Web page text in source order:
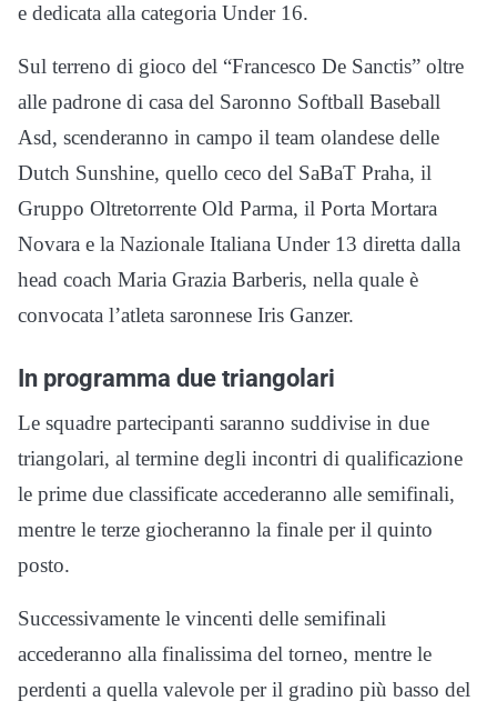
e dedicata alla categoria Under 16.
Sul terreno di gioco del “Francesco De Sanctis” oltre
alle padrone di casa del Saronno Softball Baseball
Asd, scenderanno in campo il team olandese delle
Dutch Sunshine, quello ceco del SaBaT Praha, il
Gruppo Oltretorrente Old Parma, il Porta Mortara
Novara e la Nazionale Italiana Under 13 diretta dalla
head coach Maria Grazia Barberis, nella quale è
convocata l’atleta saronnese Iris Ganzer.
In programma due triangolari
Le squadre partecipanti saranno suddivise in due
triangolari, al termine degli incontri di qualificazione
le prime due classificate accederanno alle semifinali,
mentre le terze giocheranno la finale per il quinto
posto.
Successivamente le vincenti delle semifinali
accederanno alla finalissima del torneo, mentre le
perdenti a quella valevole per il gradino più basso del